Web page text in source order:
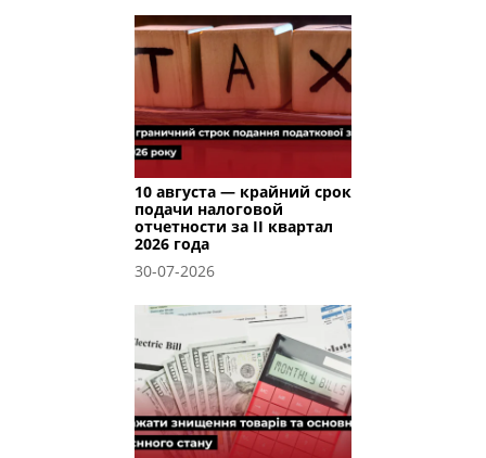
10 августа — крайний срок
подачи налоговой
отчетности за II квартал
2026 года
30-07-2026